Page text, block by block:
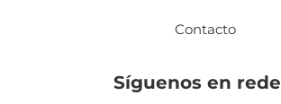
Contacto
Síguenos en